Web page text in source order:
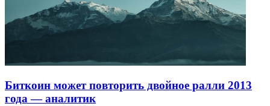
Биткоин может повторить двойное ралли 2013
года — аналитик